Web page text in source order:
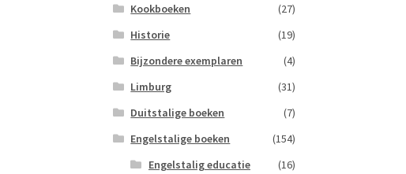
Kookboeken
(27)
Historie
(19)
Bijzondere exemplaren
(4)
Limburg
(31)
Duitstalige boeken
(7)
Engelstalige boeken
(154)
Engelstalig educatie
(16)